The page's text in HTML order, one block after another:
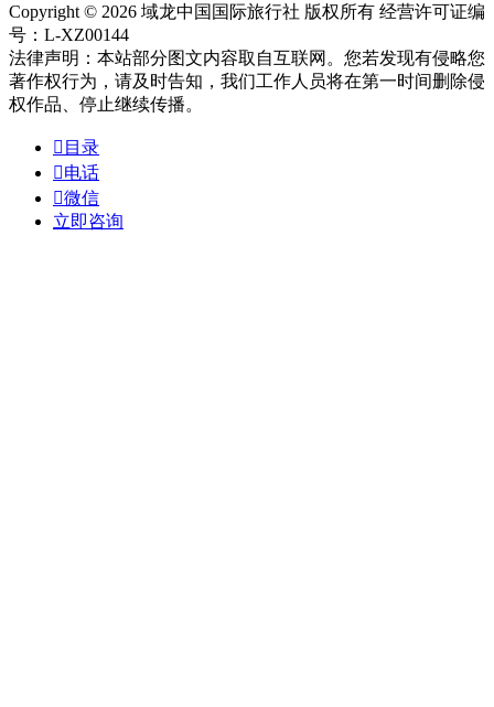
Copyright © 2026 域龙中国国际旅行社 版权所有 经营许可证编
号：L-XZ00144
法律声明：本站部分图文内容取自互联网。您若发现有侵略您
著作权行为，请及时告知，我们工作人员将在第一时间删除侵
权作品、停止继续传播。
 目录
电话
微信
立即咨询